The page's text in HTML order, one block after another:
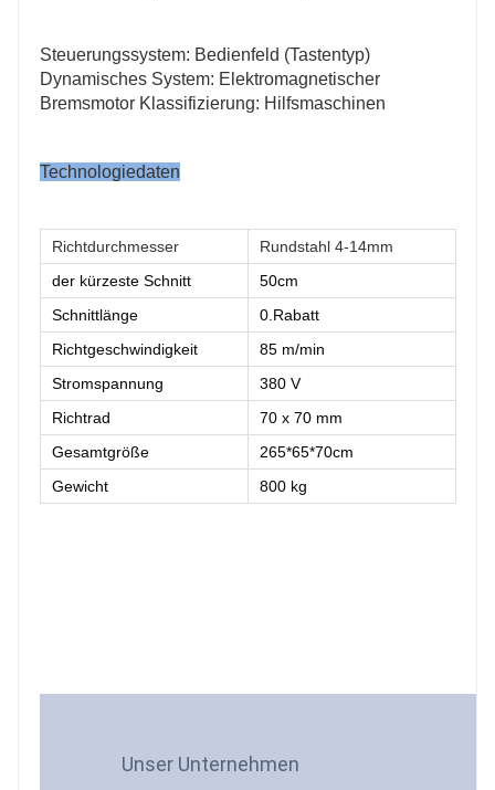
Steuerungssystem: Bedienfeld (Tastentyp)
Dynamisches System: Elektromagnetischer
Bremsmotor Klassifizierung: Hilfsmaschinen
Technologiedaten
Richtdurchmesser
Rundstahl 4-14mm
der kürzeste Schnitt
50cm
Schnittlänge
0.Rabatt
Richtgeschwindigkeit
85 m/min
Stromspannung
380 V
Richtrad
70 x 70 mm
Gesamtgröße
265*65*70cm
Gewicht
800 kg
Unser Unternehmen